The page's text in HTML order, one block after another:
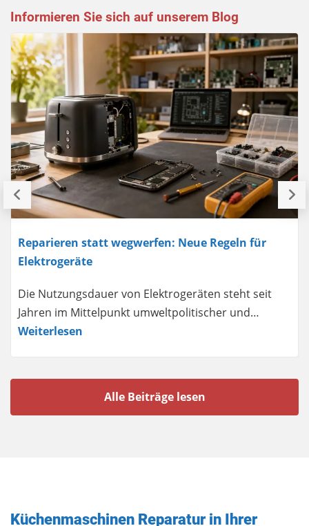
Informieren Sie sich auf unserem Blog
Reparieren statt wegwerfen: Neue Regeln für
Elektrogeräte
Die Nutzungsdauer von Elektrogeräten steht seit
Jahren im Mittelpunkt umweltpolitischer und…
Weiterlesen
Alle Beiträge lesen
Küchenmaschinen Reparatur in Ihrer